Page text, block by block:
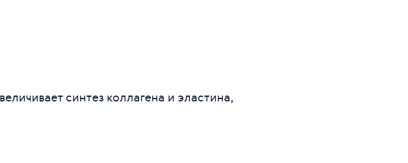
синтез коллагена и эластина,